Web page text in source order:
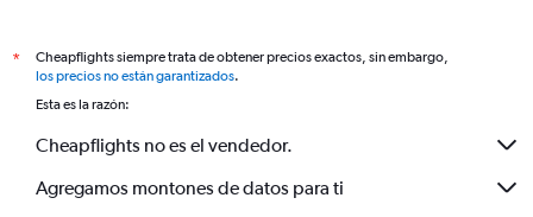
*
Cheapflights siempre trata de obtener precios exactos, sin embargo,
los precios no están garantizados.
Esta es la razón:
Cheapflights no es el vendedor.
Agregamos montones de datos para ti